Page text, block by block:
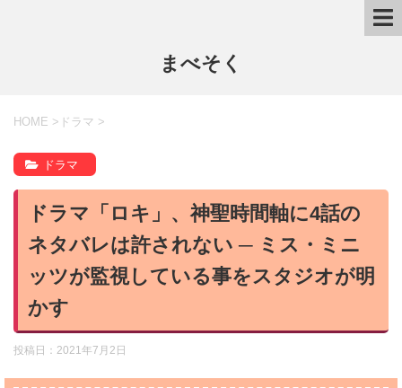
まべそく
HOME > ドラマ >
ドラマ
ドラマ「ロキ」、神聖時間軸に4話の
ネタバレは許されない ─ ミス・ミニ
ッツが監視している事をスタジオが明
かす
投稿日： 2021年7月2日